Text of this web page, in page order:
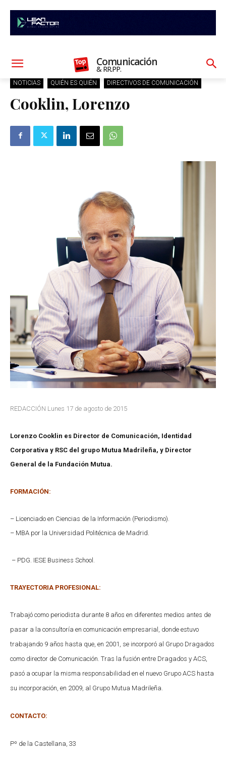
Comunicación
& RR.PP.
NOTICIAS QUIÉN ES QUIÉN DIRECTIVOS DE COMUNICACIÓN
Cooklin, Lorenzo
REDACCIÓN Lunes 17 de agosto de 2015
Lorenzo Cooklin es Director de Comunicación, Identidad
Corporativa y RSC del grupo Mutua Madrileña, y Director
General de la Fundación Mutua.
FORMACIÓN:
– Licenciado en Ciencias de la Información (Periodismo).
– MBA por la Universidad Politécnica de Madrid.
– PDG. IESE Business School.
TRAYECTORIA PROFESIONAL:
Trabajó como periodista durante 8 años en diferentes medios antes de
pasar a la consultoría en comunicación empresarial, donde estuvo
trabajando 9 años hasta que, en 2001, se incorporó al Grupo Dragados
como director de Comunicación. Tras la fusión entre Dragados y ACS,
pasó a ocupar la misma responsabilidad en el nuevo Grupo ACS hasta
su incorporación, en 2009, al Grupo Mutua Madrileña.
CONTACTO:
Pº de la Castellana, 33